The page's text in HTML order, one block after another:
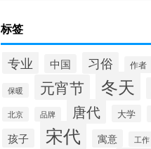
标签
专业 中国 习俗 作者
保暖 元宵节 冬天
北京 品牌 唐代 大学
孩子 宋代 寓意 工作